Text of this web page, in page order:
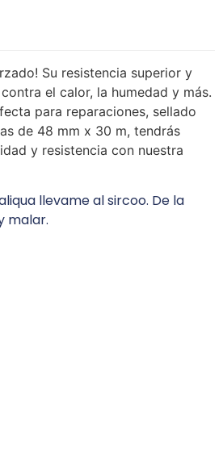
Su resistencia superior y
el calor, la humedad y más.
para reparaciones, sellado
de 48 mm x 30 m, tendrás
y resistencia con nuestra
llevame al sircoo. De la
malar.